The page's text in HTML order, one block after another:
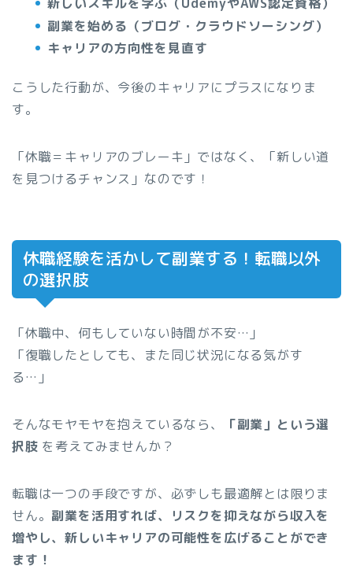
副業を始める（ブログ・クラウドソーシング）
キャリアの方向性を見直す
こうした行動が、今後のキャリアにプラスになりま
す。
「休職＝キャリアのブレーキ」ではなく、「新しい道
を見つけるチャンス」なのです！
休職経験を活かして副業する！転職以外
の選択肢
「休職中、何もしていない時間が不安…」
「復職したとしても、また同じ状況になる気がす
る…」
そんなモヤモヤを抱えているなら、
「副業」という選
択肢 を考えてみませんか？
転職は一つの手段ですが、必ずしも最適解とは限りま
せん。 副業を活用すれば、リスクを抑えながら収入を
増やし、新しいキャリアの可能性を広げることができ
ます！